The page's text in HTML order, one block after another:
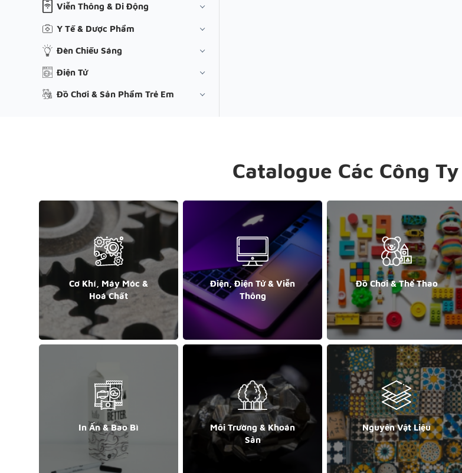
Viễn Thông & Di Động
Y Tế & Dược Phẩm
Đèn Chiếu Sáng
Điện Tử
Đồ Chơi & Sản Phẩm Trẻ Em
Catalogue Các Công
Cơ Khí, Máy Móc &
Hoá Chất
Điện, Điện Tử & Viễn
Thông
Đồ Chơi & Thể Thao
In Ấn & Bao Bì
Môi Trường & Khoán
Sản
Nguyên Vật Liệu